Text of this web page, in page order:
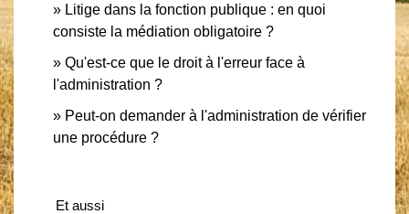
Litige dans la fonction publique : en quoi
consiste la médiation obligatoire ?
Qu'est-ce que le droit à l'erreur face à
l'administration ?
Peut-on demander à l'administration de vérifier
une procédure ?
Et aussi